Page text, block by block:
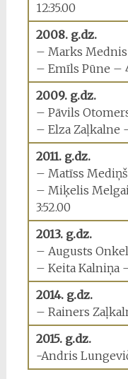
12:35.00
2008. g.dz.
– Marks Mednis
– Emīls Pūne –
2009. g.dz.
– Pāvils
– Elza Zaļkalne
2011. g.dz.
– Matīss Mediņš
– Miķelis
3:52.00
2013. g.dz.
– Augusts
– Keita Kalniņa
2014. g.dz.
– Rainers
2015. g.dz.
-Andris